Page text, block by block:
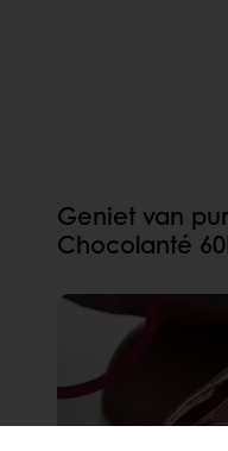
Geniet van
Chocolanté